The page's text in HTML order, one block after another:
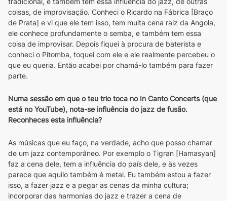
coisas, de improvisação. Conheci o Ricardo na Fábrica [Braço
de Prata] e vi que ele tem isso, tem muita cena raiz da Angola,
ele conhece profundamente o semba, e também tem essa
coisa de improvisar. Depois fiquei à procura de baterista e
conheci o Pitomba, toquei com ele e ele realmente percebeu o
que eu queria. Então acabei por chamá-lo também para fazer
parte.
Numa sessão em que o teu trio toca no In Canto Concerts (que
está no YouTube), nota-se influência do jazz de fusão.
Reconheces esta influência?
As músicas que eu faço, na verdade, acho que posso chamar
de um jazz contemporâneo. Por exemplo o Tigran [Hamasyan]
faz a cena dele, tem a influência do país dele, e às vezes
parece que aquilo também é metal. Eu também estou a fazer
isso, a fazer jazz e a pegar as cenas da minha cultura;
incorporar das harmonias do jazz e trazer a cena de